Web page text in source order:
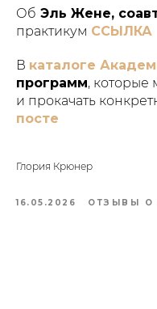
Об Эль Жене,
практикум ССЫЛКА
В каталоге
программ, которые
и прокачать
посте
Глория Крюнер
16.05.2026 ОТЗЫВЫ О